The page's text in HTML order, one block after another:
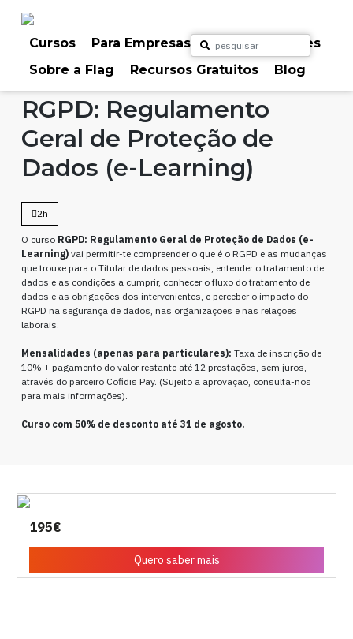
Cursos Para Empresas
Para Particulares
Sobre a Flag
Recursos Gratuitos Blog
Home Cursos Outros
RGPD: Regulamento
Geral de Proteção de
Dados (e-Learning)
2h
O curso RGPD: Regulamento Geral de Proteção de Dados (e-
Learning) vai permitir-te compreender o que é o RGPD e as mudanças
que trouxe para o Titular de dados pessoais, entender o tratamento de
dados e as condições a cumprir, conhecer o fluxo do tratamento de
dados e as obrigações dos intervenientes, e perceber o impacto do
RGPD na segurança de dados, nas organizações e nas relações
laborais.
Mensalidades (apenas para particulares): Taxa de inscrição de
10% + pagamento do valor restante até 12 prestações, sem juros,
através do parceiro Cofidis Pay. (Sujeito a aprovação, consulta-nos
para mais informações).
Curso com 50% de desconto até 31 de agosto.
195€
Quero saber mais